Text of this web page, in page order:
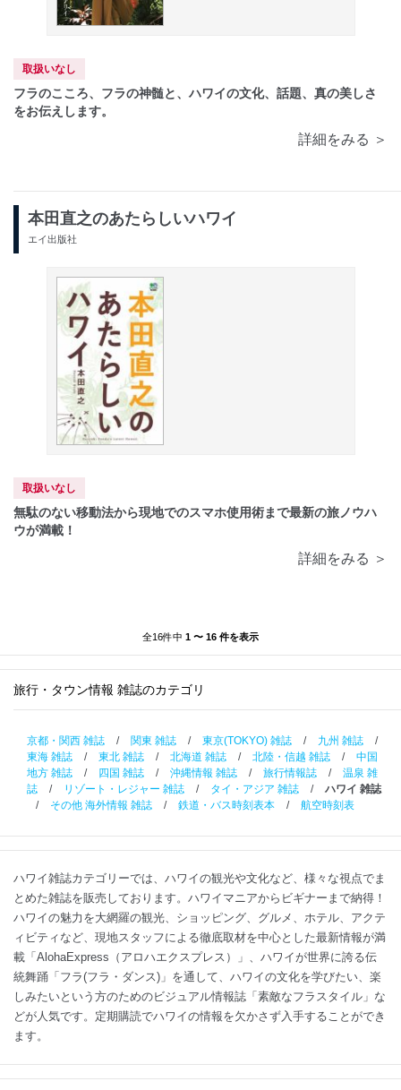
取扱いなし
フラのこころ、フラの神髄と、ハワイの文化、話題、真の美しさ
をお伝えします。
詳細をみる ＞
本田直之のあたらしいハワイ
エイ出版社
取扱いなし
無駄のない移動法から現地でのスマホ使用術まで最新の旅ノウハ
ウが満載！
詳細をみる ＞
全16件中 1 〜 16 件を表示
旅行・タウン情報 雑誌のカテゴリ
京都・関西 雑誌 / 関東 雑誌 / 東京(TOKYO) 雑誌 / 九州 雑誌
/
東海 雑誌
/ 東北 雑誌 / 北海道 雑誌 / 北陸・信越 雑誌 /
中国
地方 雑誌
/ 四国 雑誌 / 沖縄情報 雑誌 / 旅行情報誌 /
温泉 雑
誌
/ リゾート・レジャー 雑誌 / タイ・アジア 雑誌 /
ハワイ 雑誌
/
その他 海外情報 雑誌 / 鉄道・バス時刻表本 / 航空時刻表
ハワイ雑誌カテゴリーでは、ハワイの観光や文化など、様々な視点でま
とめた雑誌を販売しております。ハワイマニアからビギナーまで納得！
ハワイの魅力を大網羅の観光、ショッピング、グルメ、ホテル、アクテ
ィビティなど、現地スタッフによる徹底取材を中心とした最新情報が満
載「AlohaExpress（アロハエクスプレス）」、ハワイが世界に誇る伝
統舞踊「フラ(フラ・ダンス)」を通して、ハワイの文化を学びたい、楽
しみたいという方のためのビジュアル情報誌「素敵なフラスタイル」な
どが人気です。定期購読でハワイの情報を欠かさず入手することができ
ます。